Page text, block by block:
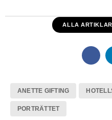
ALLA
ANETTE GIFTING
PORTRÄTTET